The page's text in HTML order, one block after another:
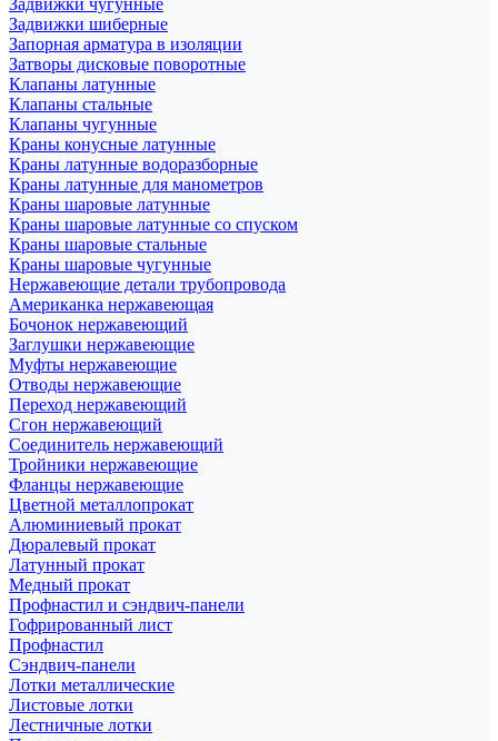
Задвижки чугунные
Задвижки шиберные
Запорная арматура в изоляции
Затворы дисковые поворотные
Клапаны латунные
Клапаны стальные
Клапаны чугунные
Краны конусные латунные
Краны латунные водоразборные
Краны латунные для манометров
Краны шаровые латунные
Краны шаровые латунные со спуском
Краны шаровые стальные
Краны шаровые чугунные
Нержавеющие детали трубопровода
Американка нержавеющая
Бочонок нержавеющий
Заглушки нержавеющие
Муфты нержавеющие
Отводы нержавеющие
Переход нержавеющий
Сгон нержавеющий
Соединитель нержавеющий
Тройники нержавеющие
Фланцы нержавеющие
Цветной металлопрокат
Алюминиевый прокат
Дюралевый прокат
Латунный прокат
Медный прокат
Профнастил и сэндвич-панели
Гофрированный лист
Профнастил
Сэндвич-панели
Лотки металлические
Листовые лотки
Лестничные лотки